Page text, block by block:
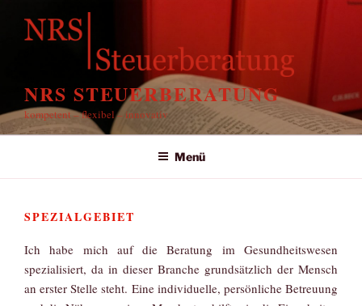
NRS STEUERBERATUNG
kompetent – flexibel – innovativ
Menü
SPEZIALGEBIET
Ich habe mich auf die Beratung im Gesundheitswesen
spezialisiert, da in dieser Branche grundsätzlich der Mensch
an erster Stelle steht. Eine individuelle, persönliche Betreuung